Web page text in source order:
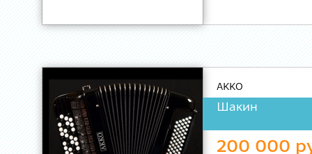
AKKO
Шакин
200 000